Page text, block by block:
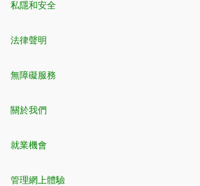
私隱和安全
法律聲明
無障礙服務
關於我們
就業機會
管理網上體驗